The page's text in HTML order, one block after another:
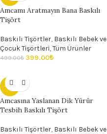
Amcamı Aratmayın Bana Baskılı
Tişört
Baskılı Tişörtler, Baskılı Bebek ve
Çocuk Tişörtleri,Tüm Ürünler
499.00₺ 399.00₺
- 20%
Amcasına Yaslanan Dik Yürür
Tesbih Baskılı Tişört
Baskılı Tişörtler, Baskılı Bebek ve